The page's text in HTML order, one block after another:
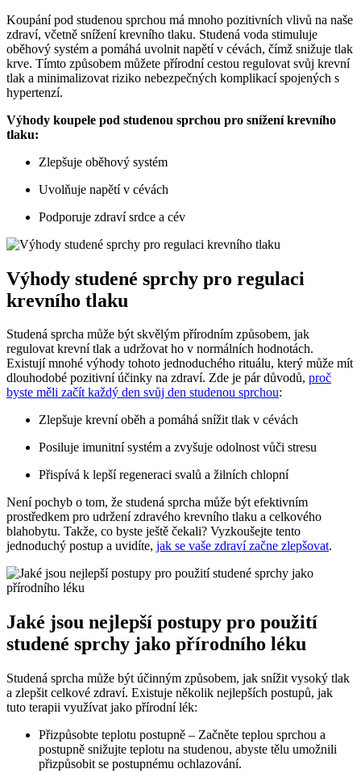
Koupání pod studenou sprchou má mnoho pozitivních vlivů na naše
zdraví, včetně snížení krevního tlaku. Studená voda stimuluje
oběhový systém a pomáhá uvolnit napětí v cévách, čímž snižuje tlak
krve. Tímto způsobem můžete přírodní cestou regulovat svůj krevní
tlak a minimalizovat riziko nebezpečných komplikací spojených s
hypertenzí.
Výhody koupele pod studenou sprchou pro snížení krevního
tlaku:
Zlepšuje oběhový systém
Uvolňuje napětí v cévách
Podporuje zdraví srdce a cév
Výhody studené sprchy pro regulaci
krevního tlaku
Studená sprcha může být skvělým přírodním způsobem, jak
regulovat krevní tlak a udržovat ho v normálních hodnotách.
Existují mnohé výhody tohoto jednoduchého rituálu, který může mít
dlouhodobé pozitivní účinky na zdraví. Zde je pár důvodů, proč
byste měli začít každý den svůj den studenou sprchou:
Zlepšuje krevní oběh a pomáhá snížit tlak v cévách
Posiluje imunitní systém a zvyšuje odolnost vůči stresu
Přispívá k lepší regeneraci svalů a žilních chlopní
Není pochyb o tom, že studená sprcha může být efektivním
prostředkem pro udržení zdravého krevního tlaku a celkového
blahobytu. Takže, co byste ještě čekali? Vyzkoušejte tento
jednoduchý postup a uvidíte, jak se vaše zdraví začne zlepšovat.
Jaké jsou nejlepší postupy pro použití
studené sprchy jako přírodního léku
Studená sprcha může být účinným způsobem, jak snížit vysoký tlak
a zlepšit celkové zdraví. Existuje několik nejlepších postupů, jak
tuto terapii využívat jako přírodní lék:
Přizpůsobte teplotu postupně – Začněte teplou sprchou a
postupně snižujte teplotu na studenou, abyste tělu umožnili
přizpůsobit se postupnému ochlazování.